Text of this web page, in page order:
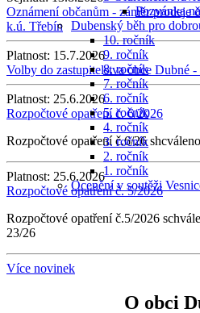
Pozvánka
Dubenský běh pro
10. ročník
9. ročník
8. ročník
7. ročník
6. ročník
5. ročník
4. ročník
3. ročník
2. ročník
1. ročník
Ocenění v soutěži
Oznámení občanům - záměr prodeje
k.ú. Třebín
Platnost: 15.7.2026
Volby do zastupitelstva obce Dubné
Platnost: 25.6.2026
Rozpočtové opatření č. 6/2026
Rozpočtové opatření č.6/26
Platnost: 25.6.2026
Rozpočtové opatření č. 5/2026
Rozpočtové opatření č.5/2026
23/26
Více novinek
O obci